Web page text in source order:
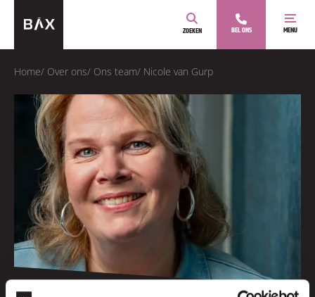
ZOEKEN BEL ONS MENU
Home/ Over ons/ Ons team/ Nicole van Gurp